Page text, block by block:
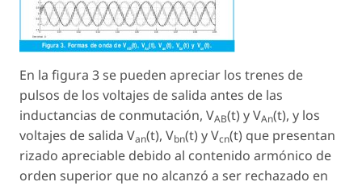
En la figura 3 se pueden apreciar los trenes de
pulsos de los voltajes de salida antes de las
inductancias de conmutación, VAB(t) y VAn(t), y los
voltajes de salida Van(t), Vbn(t) y Vcn(t) que presentan
rizado apreciable debido al contenido armónico de
orden superior que no alcanzó a ser rechazado en